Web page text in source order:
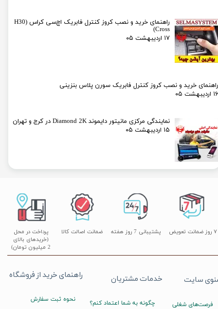
راهنمای خرید و نصب کروز کنترل فابریک اچ‌سی کراس (H30
Cross)
۱۷ اردیبهشت ۰۵
راهنمای خرید و نصب کروز کنترل فابریک سورن پلاس بنزینی
۱۶ اردیبهشت ۰۵
نمایندگی مرکزی مانیتور دایموند Diamond 2K در کرج و تهران
۱۵ اردیبهشت ۰۵
پشتیبانی 7 روز هفته
پرداخت در محل
(خریدهای بالای
2 میلیون تومان)
۷ روز ضمانت تعویض ضمانت اصالت کالا
راهنمای خرید از فروشگاه
نحوه ثبت سفارش
خدمات مشتریان
چگونه به شما اعتماد کنم؟
سایت
فرصت‌های شغلی